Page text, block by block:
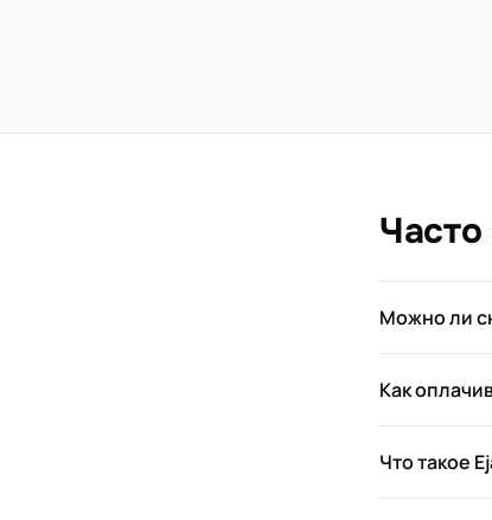
Можно ли
Как
Что такое